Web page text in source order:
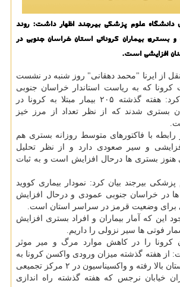
دانشگاه علوم پزشکی بیرجند اظهار داشت: روند
بستری بیماران کرونائی استان خراسان جنوبی در
افزایشی است.
از ایرنا "محمد دهقانی" روز شنبه در نشست
کرونا که به ریاست استاندار خراسان جنوبی
برگزار شد، اضافه کرد: هفته گذشته ۲۰۵ بیمار مبتلا به کرونا در
بستری شدند که از نظر تعداد از مرز خیز
با فاکتورهای متوسط روزانه بستری هم
و سیر صعودی دارد و از نظر تحلیل
بستری ها درحال افزایش است و به ثبات
بیرجند بیان کرد: نمودار بیماری کووید
در خراسان جنوبی عمودی و درحال افزایش
وضعیت قرمز در سراسر استان است.
این که آمار بیماران و افراد بستری افزایش
فوتی ها سیر نزولی را داریم.
کرونا را در کاهش موارد مرگ و میر موثر
از هفته گذشته میزان ورودی واکسن کرونا به
کشور و به طبع آن استان بالا رفته و واکسیناسیون در ۲ مرکز تجمیعی
خیابان نرجس که هفته گذشته راه اندازی